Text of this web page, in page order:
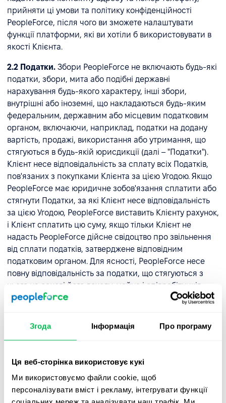
Згода Інформація Про програму
Ця веб-сторінка використовує кукі
Ми використовуємо файли cookie, щоб
персоналізувати вміст і рекламу, інтегрувати функції
прийняти ці умови та політику конфіденційності
PeopleForce, після чого ви зможете налаштувати
функції платформи, які ви хотіли б використовувати в
якості Клієнта.
2.2 Податки. Збори PeopleForce не включають будь-які
податки, збори, мита або подібні державні
нарахування будь-якого характеру, інші збори,
внутрішні або іноземні, що накладаються будь-яким
федеральним, державним або місцевим податковим
органом, включаючи, наприклад, податки на додану
вартість, продажі, використання або утримання, що
стягуються в будь-якій юрисдикції (далі – "Податки").
Клієнт несе відповідальність за сплату всіх Податків,
пов'язаних з покупками Клієнта за цією Угодою. Якщо
PeopleForce має юридичне зобов'язання сплатити або
стягнути Податки, за які Клієнт несе відповідальність
за цією Угодою, PeopleForce виставить Клієнту рахунок,
і Клієнт сплатить цю суму, якщо тільки Клієнт не
надасть PeopleForce дійсне свідоцтво про звільнення
від сплати податків, затверджене відповідним
податковим органом. Для ясності, PeopleForce несе
повну відповідальність за податки, що стягуються з
нього на основі його доходу, майна і співробітників.
2.3 Затримка платежів.
Якщо оплата не була отримана
впливаючи на будь-які інші права та засоби правового
захисту, доступні PeopleForce за цією Угодою,
перед Клієнтом: (i) тимчасово призупинити доступ до
платформи, окремих модулів або всієї платформи, (ii)
PeopleForce не буде зобов'язаний надавати будь-які